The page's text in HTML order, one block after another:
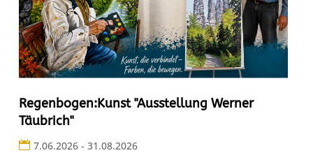
Regenbogen:Kunst "Ausstellung Werner
Täubrich"
7.06.2026 - 31.08.2026